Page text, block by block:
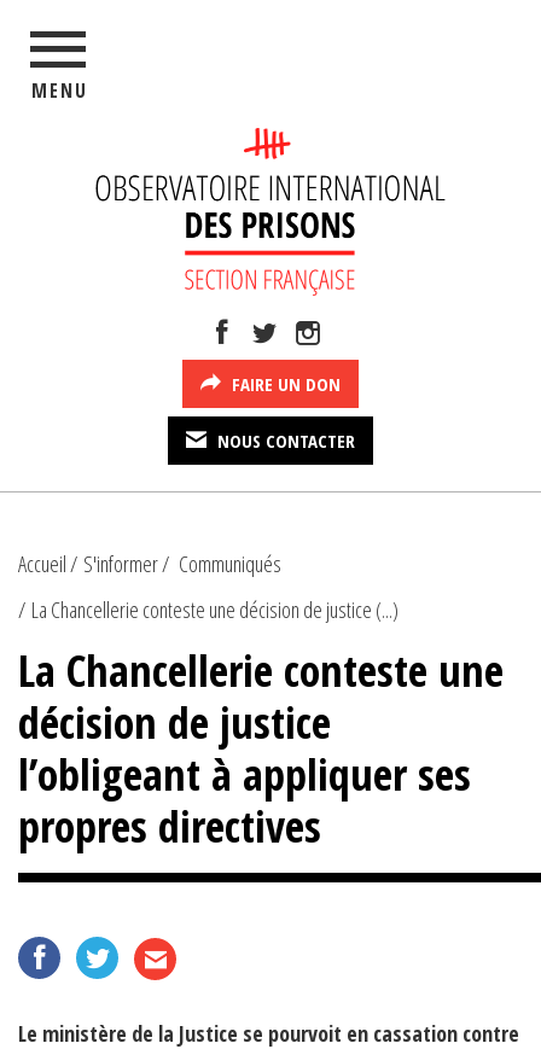
MENU
FAIRE UN DON
NOUS CONTACTER
Accueil S'informer
Communiqués
La Chancellerie conteste une décision de justice (...)
La Chancellerie conteste une
décision de justice
l’obligeant à appliquer ses
propres directives
Le ministère de la Justice se pourvoit en cassation contre